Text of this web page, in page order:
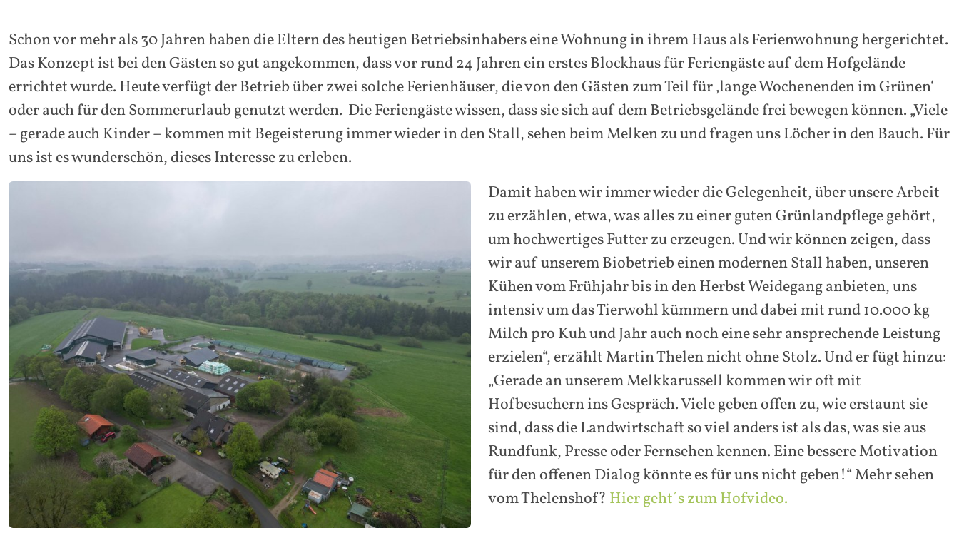
Schon vor mehr als 30 Jahren haben die Eltern des heutigen Betriebsinhabers eine Wohnung in ihrem Haus als Ferienwohnung hergerichtet.
Das Konzept ist bei den Gästen so gut angekommen, dass vor rund 24 Jahren ein erstes Blockhaus für Feriengäste auf dem Hofgelände
errichtet wurde. Heute verfügt der Betrieb über zwei solche Ferienhäuser, die von den Gästen zum Teil für ‚lange Wochenenden im Grünen‘
oder auch für den Sommerurlaub genutzt werden. Die Feriengäste wissen, dass sie sich auf dem Betriebsgelände frei bewegen können. „Viele
– gerade auch Kinder – kommen mit Begeisterung immer wieder in den Stall, sehen beim Melken zu und fragen uns Löcher in den Bauch. Für
uns ist es wunderschön, dieses Interesse zu erleben.
Damit haben wir immer wieder die Gelegenheit, über unsere Arbeit
zu erzählen, etwa, was alles zu einer guten Grünlandpflege gehört,
um hochwertiges Futter zu erzeugen. Und wir können zeigen, dass
wir auf unserem Biobetrieb einen modernen Stall haben, unseren
Kühen vom Frühjahr bis in den Herbst Weidegang anbieten, uns
intensiv um das Tierwohl kümmern und dabei mit rund 10.000 kg
Milch pro Kuh und Jahr auch noch eine sehr ansprechende Leistung
erzielen“, erzählt Martin Thelen nicht ohne Stolz. Und er fügt hinzu:
„Gerade an unserem Melkkarussell kommen wir oft mit
Hofbesuchern ins Gespräch. Viele geben offen zu, wie erstaunt sie
sind, dass die Landwirtschaft so viel anders ist als das, was sie aus
Rundfunk, Presse oder Fernsehen kennen. Eine bessere Motivation
für den offenen Dialog könnte es für uns nicht geben!“ Mehr sehen
vom Thelenshof? Hier geht´s zum Hofvideo.